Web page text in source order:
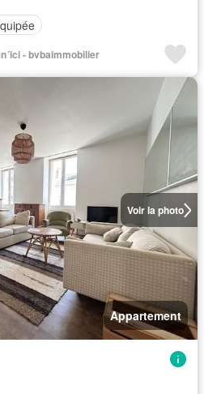
- bvbaimmobilier
Voir la photo
Appartement